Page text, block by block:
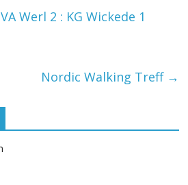
Werl 2 : KG Wickede 1
Nordic Walking Treff →